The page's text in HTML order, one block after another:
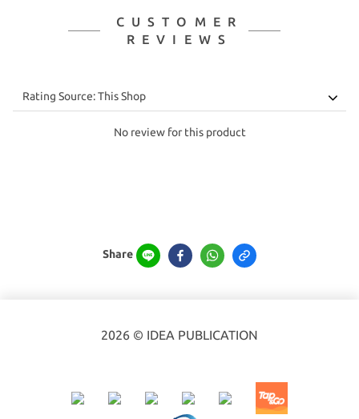
CUSTOMER
REVIEWS
No review for this product
Share
2026 © IDEA PUBLICATION